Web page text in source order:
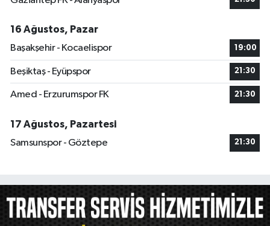
16 Ağustos, Pazar
Başakşehir - Kocaelispor
19:00
Beşiktaş - Eyüpspor 21:30
Amed - Erzurumspor FK 21:30
17 Ağustos, Pazartesi
Samsunspor - Göztepe
21:30